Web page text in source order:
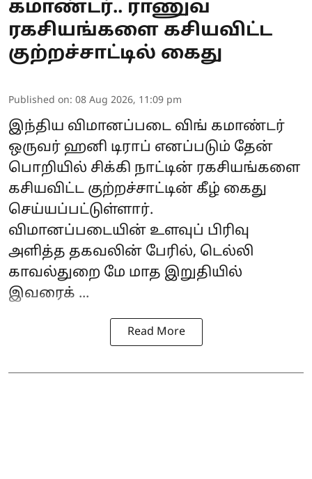
கமாண்டர்.. ராணுவ
ரகசியங்களை கசியவிட்ட
குற்றச்சாட்டில் கைது
Published on: 08 Aug 2026, 11:09 pm
இந்திய விமானப்படை விங் கமாண்டர்
ஒருவர் ஹனி டிராப் எனப்படும் தேன்
பொறியில் சிக்கி நாட்டின் ரகசியங்களை
கசியவிட்ட குற்றச்சாட்டின் கீழ் கைது
செய்யப்பட்டுள்ளார்.
விமானப்படையின் உளவுப் பிரிவு
அளித்த தகவலின் பேரில், டெல்லி
காவல்துறை மே மாத இறுதியில்
இவரைக் ...
Read More